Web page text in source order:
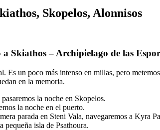
Skopelos, Alonnisos
Skiathos – Archipielago de las
Es un poco más intenso en millas, pero
en la memoria.
la noche en Skopelos.
la noche en el puerto.
parada en Steni Vala, navegaremos a Kyra
pequeña isla de Psathoura.